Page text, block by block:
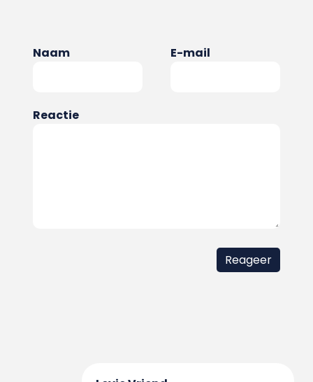
Naam E-mail
Reactie